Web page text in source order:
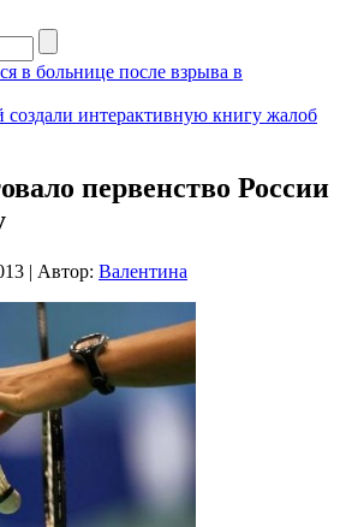
в больнице после взрыва в
создали интерактивную книгу жалоб
первенство России
| Автор: Валентина